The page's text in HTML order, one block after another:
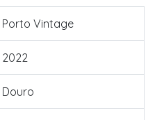
Porto Vintage
2022
Douro